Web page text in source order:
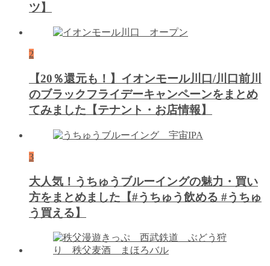
ツ】
2
【20％還元も！】イオンモール川口/川口前川
のブラックフライデーキャンペーンをまとめ
てみました【テナント・お店情報】
3
大人気！うちゅうブルーイングの魅力・買い
方をまとめました【#うちゅう飲める #うちゅ
う買える】